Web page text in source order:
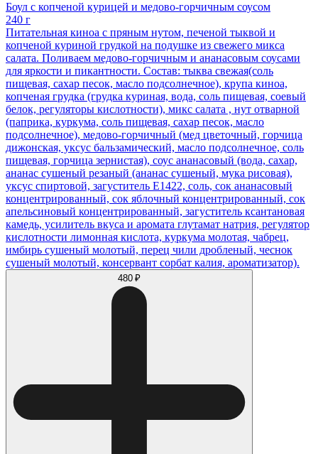
Боул с копченой курицей и медово-горчичным соусом
240 г
Питательная киноа с пряным нутом, печеной тыквой и
копченой куриной грудкой на подушке из свежего микса
салата. Поливаем медово-горчичным и ананасовым соусами
для яркости и пикантности. Состав: тыква свежая(соль
пищевая, сахар песок, масло подсолнечное), крупа киноа,
копченая грудка (грудка куриная, вода, соль пищевая, соевый
белок, регуляторы кислотности), микс салата , нут отварной
(паприка, куркума, соль пищевая, сахар песок, масло
подсолнечное), медово-горчичный (мед цветочный, горчица
дижонская, уксус бальзамический, масло подсолнечное, соль
пищевая, горчица зернистая), соус ананасовый (вода, сахар,
ананас сушеный резаный (ананас сушеный, мука рисовая),
уксус спиртовой, загуститель Е1422, соль, сок ананасовый
концентрированный, сок яблочный концентрированный, сок
апельсиновый концентрированный, загуститель ксантановая
камедь, усилитель вкуса и аромата глутамат натрия, регулятор
кислотности лимонная кислота, куркума молотая, чабрец,
имбирь сушеный молотый, перец чили дробленый, чеснок
сушеный молотый, консервант сорбат калия, ароматизатор).
480 ₽